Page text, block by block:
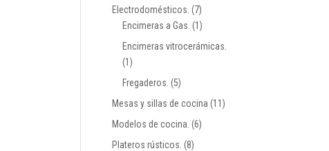
Electrodomésticos. (7)
Encimeras a Gas. (1)
Encimeras vitrocerámicas.
(1)
Fregaderos. (5)
Mesas y sillas de cocina (11)
Modelos de cocina. (6)
Plateros rústicos. (8)